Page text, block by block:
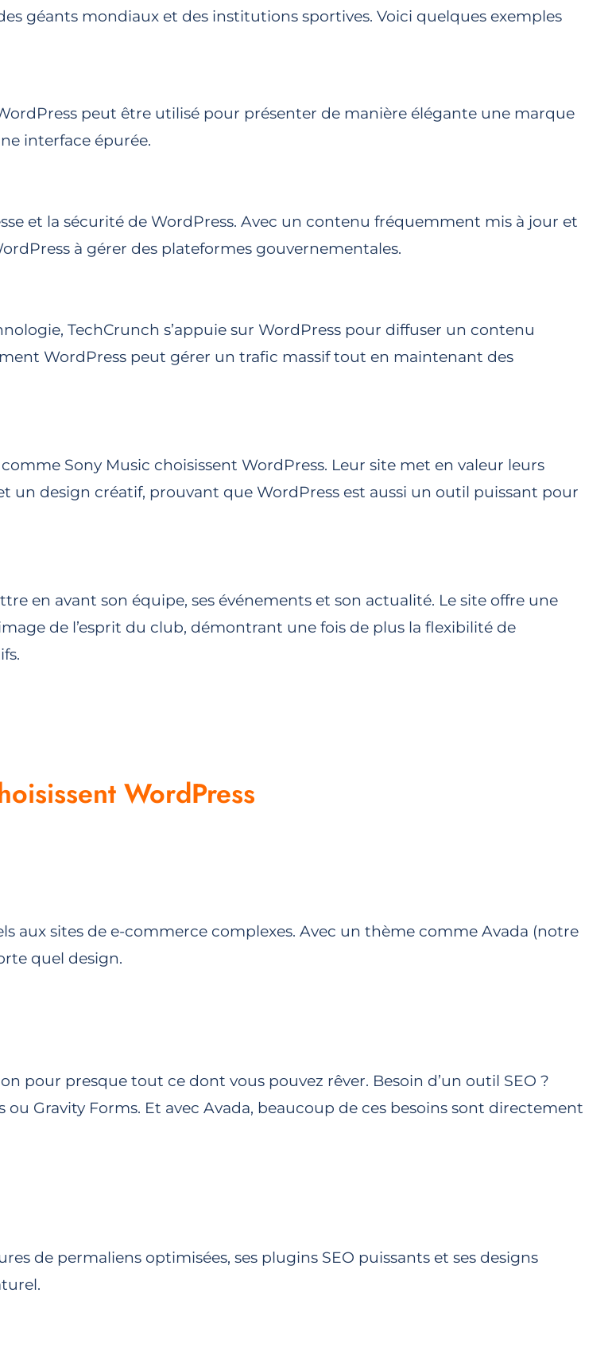
géants mondiaux et des institutions sportives. Voici quelques exemples
peut être utilisé pour présenter de manière élégante une marque
interface épurée.
et la sécurité de WordPress. Avec un contenu fréquemment mis à jour et
à gérer des plateformes gouvernementales.
TechCrunch s’appuie sur WordPress pour diffuser un contenu
WordPress peut gérer un trafic massif tout en maintenant des
Sony Music choisissent WordPress. Leur site met en valeur leurs
un design créatif, prouvant que WordPress est aussi un outil puissant pour
en avant son équipe, ses événements et son actualité. Le site offre une
de l’esprit du club, démontrant une fois de plus la flexibilité de
WordPress
aux sites de e-commerce complexes. Avec un thème comme Avada (notre
quel design.
pour presque tout ce dont vous pouvez rêver. Besoin d’un outil SEO ?
Gravity Forms. Et avec Avada, beaucoup de ces besoins sont directement
de permaliens optimisées, ses plugins SEO puissants et ses designs